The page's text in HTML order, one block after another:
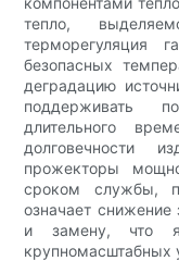
тепло,
терморегуляция
безопасных
деградацию
поддерживать
длительного
долговечности
прожекторы
сроком службы,
означает снижение
и замену, что
крупномасштабных